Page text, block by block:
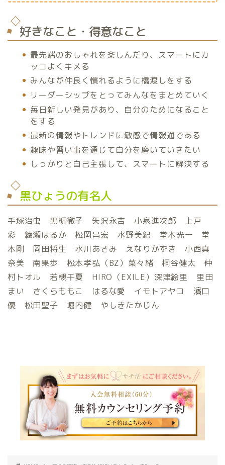
好きなこと・得意なこと
最先端のおしゃれを楽しんだり、スマートにカ
ッコよくキメる
みんなが仲良く慣れるように橋渡しをする
リーダーシップをとってみんなをまとめていく
毎日新しい発見があり、自分のためになること
をする
最新の情報やトレンドに敏感で情報通である
趣味や習い事を通じて自分を磨いていきたい
しっかりと自己主張して、スマートに解決する
黒ひょうの有名人
手塚治虫 黒柳徹子 矢沢永吉 小泉進次郎 上戸
彩 綾瀬はるか 松岡昌宏 水野美紀 堂本光一 堂
本剛 岡田将生 水川あさみ えなりかずき 小西真
奈美 南果歩 松本孝弘（BZ）菜々緒 桐谷健太 仲
村トオル 若槻千夏 HIRO（EXILE）深津絵里 里田
まい さくらももこ はるな愛 イモトアヤコ 濱口
優 松田聖子 堀内健 やしきたかじん